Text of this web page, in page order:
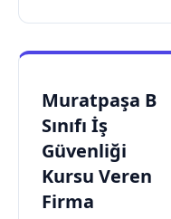
Muratpaşa B
Sınıfı İş
Güvenliği
Kursu Veren
Firma